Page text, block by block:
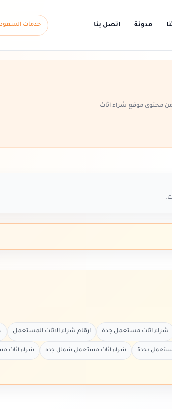
مدونة اتصل بنا خدمات
محتوى موقع شراء اثاث
شراء اثاث مستعمل جدة ارقام شراء الاثاث المستعمل
بجدة شراء اثاث مستعمل شمال جده شراء اثاث